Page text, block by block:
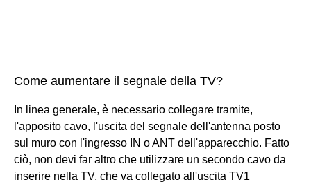
Come aumentare il segnale della TV?
In linea generale, è necessario collegare tramite,
l'apposito cavo, l'uscita del segnale dell'antenna posto
sul muro con l'ingresso IN o ANT dell'apparecchio. Fatto
ciò, non devi far altro che utilizzare un secondo cavo da
inserire nella TV, che va collegato all'uscita TV1